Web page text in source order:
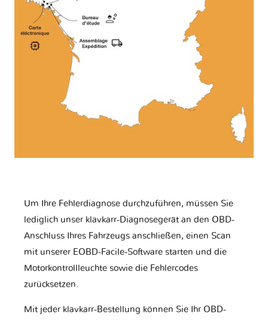
Um Ihre Fehlerdiagnose durchzuführen, müssen Sie
lediglich unser klavkarr-Diagnosegerät an den OBD-
Anschluss Ihres Fahrzeugs anschließen, einen Scan
mit unserer EOBD-Facile-Software starten und die
Motorkontrollleuchte sowie die Fehlercodes
zurücksetzen.
Mit jeder klavkarr-Bestellung können Sie Ihr OBD-